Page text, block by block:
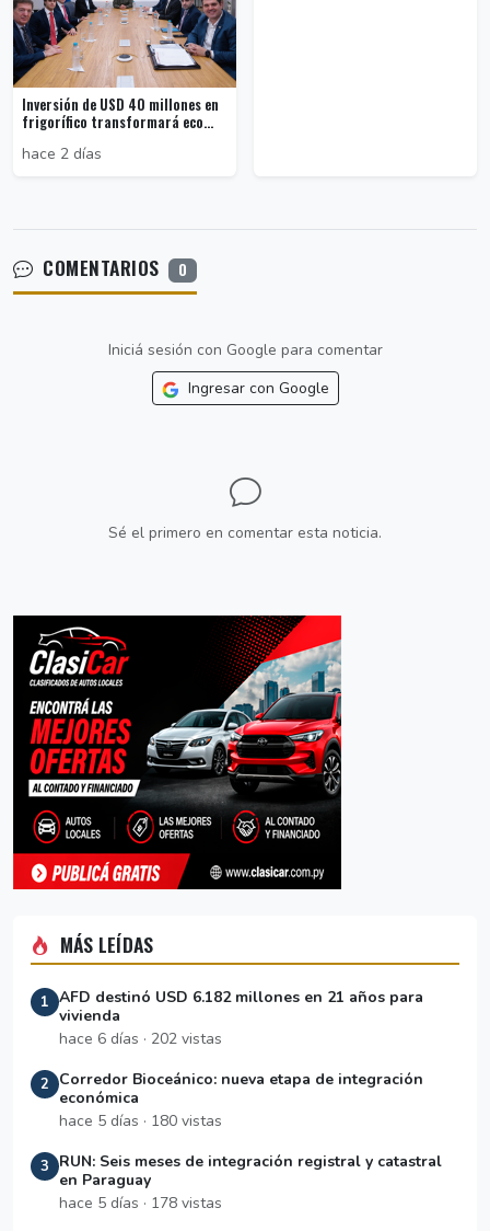
Inversión de USD 40 millones en
frigorífico transformará eco...
hace 2 días
COMENTARIOS 0
Iniciá sesión con Google para comentar
Ingresar con Google
Sé el primero en comentar esta noticia.
MÁS LEÍDAS
1 AFD destinó USD 6.182 millones en 21 años para
vivienda
hace 6 días · 202 vistas
2
Corredor Bioceánico: nueva etapa de integración
económica
hace 5 días · 180 vistas
3
RUN: Seis meses de integración registral y catastral
en Paraguay
hace 5 días · 178 vistas